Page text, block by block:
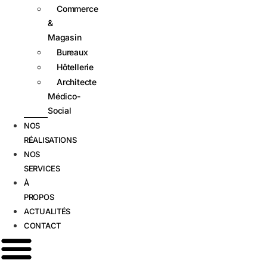
Commerce
&
Magasin
Bureaux
Hôtellerie
Architecte
Médico-
Social
NOS
RÉALISATIONS
NOS
SERVICES
À
PROPOS
ACTUALITÉS
CONTACT